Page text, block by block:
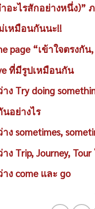
ะไรสักอย่างหนึ่ง)”
เหมือนกันนะ!!
page “เข้าใจตรง
ที่มีรูปเหมือนกัน
ง Try doing
อย่างไร
ง sometimes,
Trip, Journey,
ง come และ go